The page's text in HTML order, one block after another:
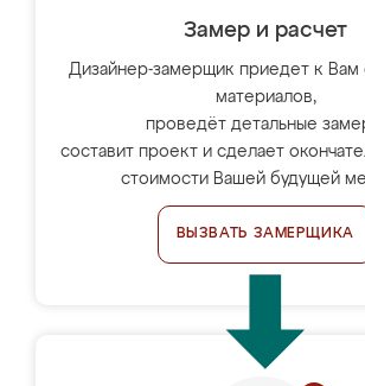
Замер и расчет
Дизайнер-замерщик приедет к Вам
материалов,
проведёт детальные
составит проект и сделает
стоимости Вашей будущей
ВЫЗВАТЬ ЗАМЕРЩИКА